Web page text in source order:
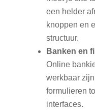
een helder
knoppen en
structuur.
Banken en
Online
werkbaar
formulieren
interfaces.